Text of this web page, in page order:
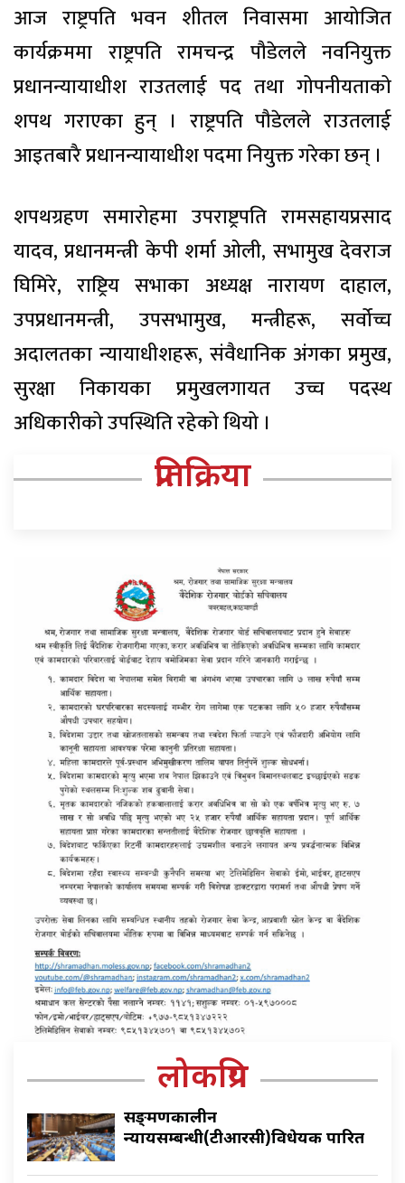
आज राष्ट्रपति भवन शीतल निवासमा आयोजित
कार्यक्रममा राष्ट्रपति रामचन्द्र पौडेलले नवनियुक्त
प्रधानन्यायाधीश राउतलाई पद तथा गोपनीयताको
शपथ गराएका हुन् । राष्ट्रपति पौडेलले राउतलाई
आइतबारै प्रधानन्यायाधीश पदमा नियुक्त गरेका छन् ।
शपथग्रहण समारोहमा उपराष्ट्रपति रामसहायप्रसाद
यादव, प्रधानमन्त्री केपी शर्मा ओली, सभामुख देवराज
घिमिरे, राष्ट्रिय सभाका अध्यक्ष नारायण दाहाल,
उपप्रधानमन्त्री, उपसभामुख, मन्त्रीहरू, सर्वोच्च
अदालतका न्यायाधीशहरू, संवैधानिक अंगका प्रमुख,
सुरक्षा निकायका प्रमुखलगायत उच्च पदस्थ
अधिकारीको उपस्थिति रहेको थियो ।
प्रतिक्रिया
लोकप्रिय
सङ्क्रमणकालीन
न्यायसम्बन्धी(टीआरसी)विधेयक पारित